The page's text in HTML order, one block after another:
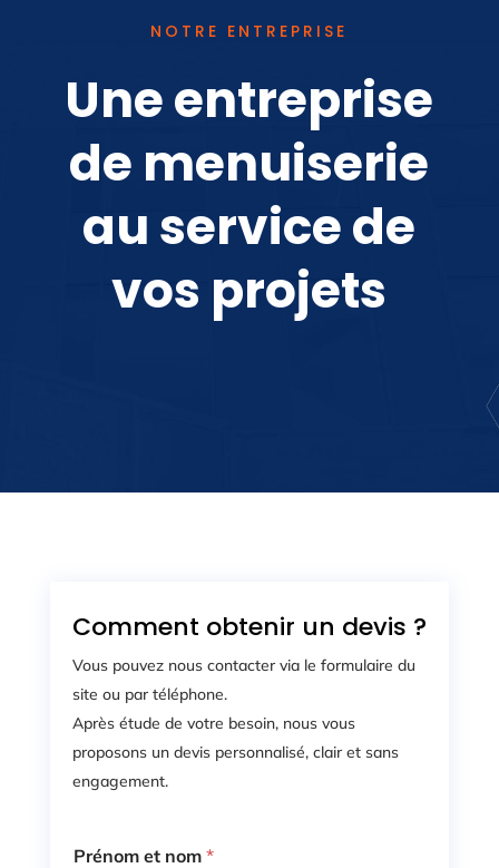
NOTRE ENTREPRISE
Une entreprise
de menuiserie
au service de
vos projets
Comment obtenir un devis ?
Vous pouvez nous contacter via le formulaire du
site ou par téléphone.
Après étude de votre besoin, nous vous
proposons un devis personnalisé, clair et sans
engagement.
Prénom et nom *